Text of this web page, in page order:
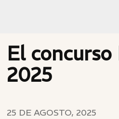
El
2025
25 DE AGOSTO, 2025